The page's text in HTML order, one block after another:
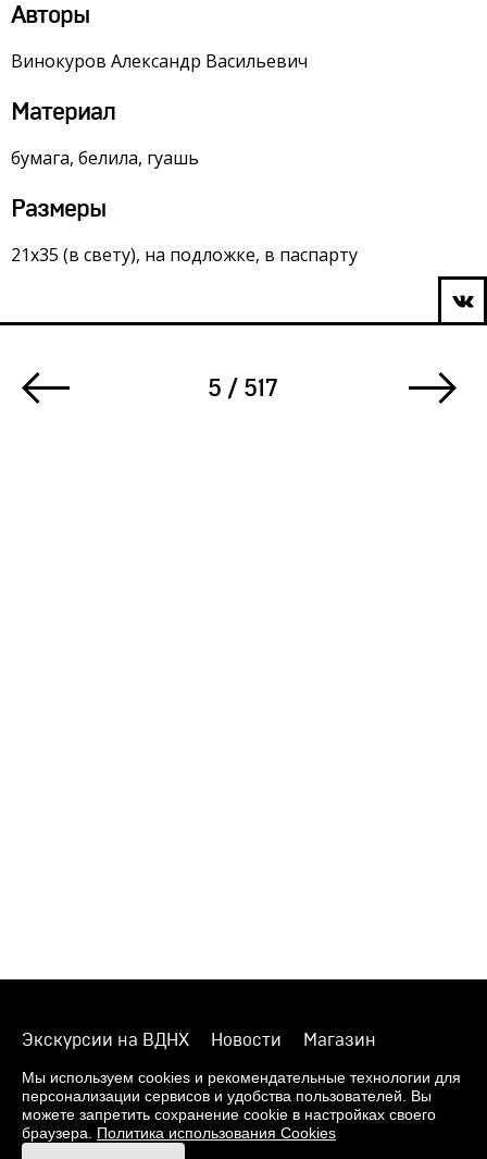
Авторы
Винокуров Александр Васильевич
Материал
бумага, белила, гуашь
Размеры
21х35 (в свету), на подложке, в паспарту
5 / 517
Экскурсии на ВДНХ Новости
Магазин
О музее
Фонды
Виртуальный музей
Издания
Пресс-центр
Контакты
Правила посещения Музея
Мы используем cookies и рекомендательные технологии для
персонализации сервисов и удобства пользователей. Вы
можете запретить сохранение cookie в настройках своего
браузера. Политика использования Cookies